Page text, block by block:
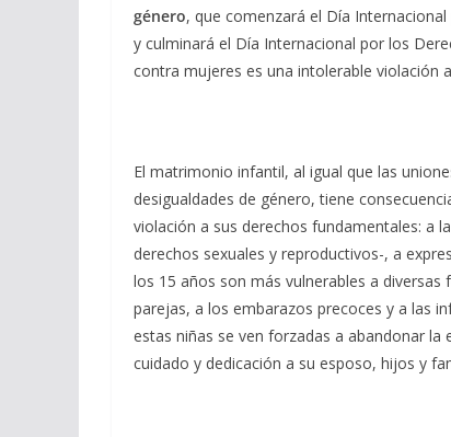
género, que comenzará el Día
y culminará el Día Internacional por los
contra mujeres es una intolerable violación
El matrimonio infantil, al igual que las
desigualdades de género, tiene
violación a sus derechos fundamentales: a
derechos sexuales y reproductivos-, a
los 15 años son más vulnerables a
parejas, a los embarazos precoces y a las
estas niñas se ven forzadas a abandonar
cuidado y dedicación a su esposo, hijos y